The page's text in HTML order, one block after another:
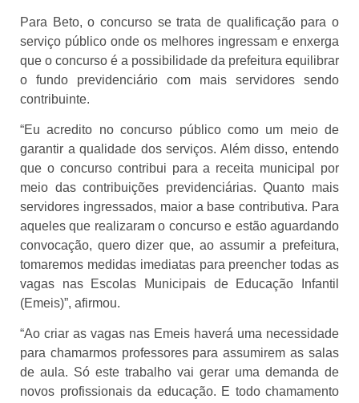
Para Beto, o concurso se trata de qualificação para o
serviço público onde os melhores ingressam e enxerga
que o concurso é a possibilidade da prefeitura equilibrar
o fundo previdenciário com mais servidores sendo
contribuinte.
“Eu acredito no concurso público como um meio de
garantir a qualidade dos serviços. Além disso, entendo
que o concurso contribui para a receita municipal por
meio das contribuições previdenciárias. Quanto mais
servidores ingressados, maior a base contributiva. Para
aqueles que realizaram o concurso e estão aguardando
convocação, quero dizer que, ao assumir a prefeitura,
tomaremos medidas imediatas para preencher todas as
vagas nas Escolas Municipais de Educação Infantil
(Emeis)”, afirmou.
“Ao criar as vagas nas Emeis haverá uma necessidade
para chamarmos professores para assumirem as salas
de aula. Só este trabalho vai gerar uma demanda de
novos profissionais da educação. E todo chamamento